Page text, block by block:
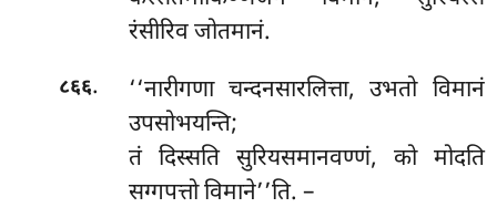
रंसीरिव जोतमानं.
८६६.
‘‘नारीगणा चन्दनसारलित्ता, उभतो विमानं
उपसोभयन्ति;
तं दिस्सति सुरियसमानवण्णं, को मोदति
सग्गपत्तो विमाने’’ति. –